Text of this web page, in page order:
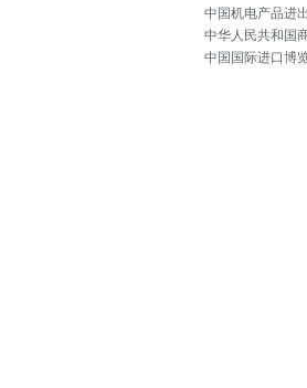
中国机电产品进
中华人民共和国
中国国际进口博